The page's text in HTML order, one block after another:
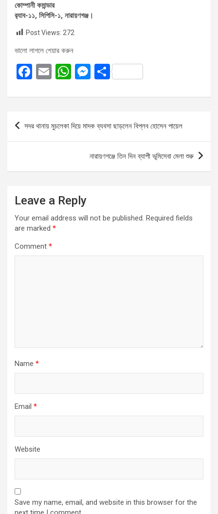
কোম্পানী কমান্ডার
র‌্যাব-১১, সিপিসি-১, নারায়ণগঞ্জ।
Post Views: 272
ভালো লাগলে শেয়ার করুন
F
ce
o
E
ail
W
at
s
A
M
se
g
er
S
ar
Post
navigation
সদর থানায় মুচলেকা দিয়ে মাদক ব্যবসা ছাড়লেন বিপ্লব হোসেন পায়েল
নারায়ণগঞ্জে তিন দিন ব্যাপী ভূমিসেবা মেলা শুরু
Leave a Reply
Your email address will not be published. Required fields
are marked *
Comment *
Name *
Email *
Website
Save my name, email, and website in this browser for the